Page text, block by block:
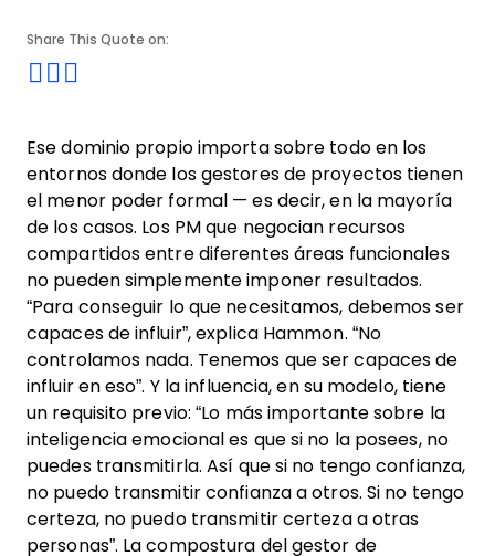
Share This Quote on:
Share on Twitter
Share on LinkedIn
Ese dominio propio importa sobre todo en los
entornos donde los gestores de proyectos tienen
el menor poder formal — es decir, en la mayoría
de los casos. Los PM que negocian recursos
compartidos entre diferentes áreas funcionales
no pueden simplemente imponer resultados.
“Para conseguir lo que necesitamos, debemos ser
capaces de influir”, explica Hammon. “No
controlamos nada. Tenemos que ser capaces de
influir en eso”. Y la influencia, en su modelo, tiene
un requisito previo: “Lo más importante sobre la
inteligencia emocional es que si no la posees, no
puedes transmitirla. Así que si no tengo confianza,
no puedo transmitir confianza a otros. Si no tengo
certeza, no puedo transmitir certeza a otras
personas”. La compostura del gestor de